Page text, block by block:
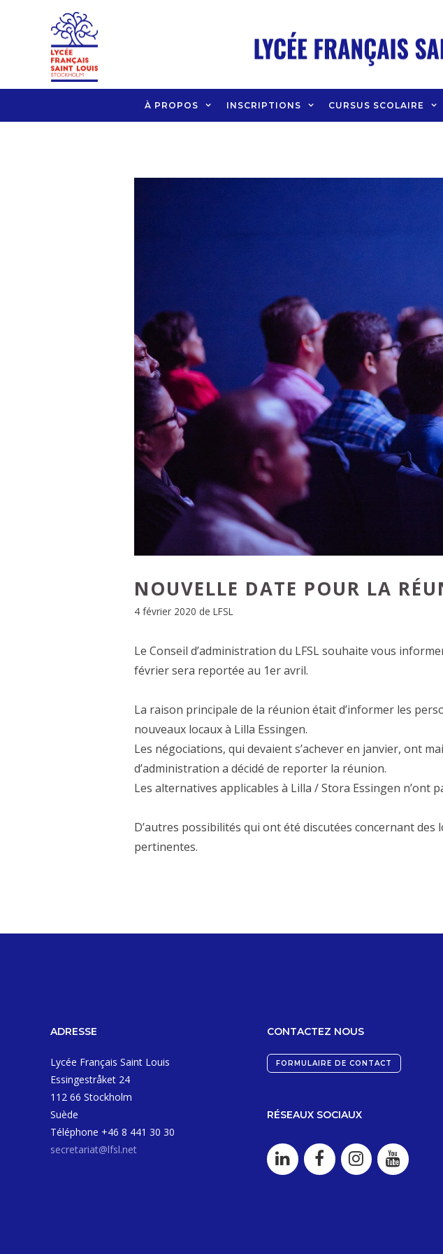
À PROPOS INSCRIPTIONS CURSUS SCOLAIRE
NOUVELLE DATE POUR LA
4 février 2020 de LFSL
Le Conseil d’administration du LFSL souhaite vous
février sera reportée au 1er avril.
La raison principale de la réunion était d’informer les
nouveaux locaux à Lilla Essingen.
Les négociations, qui devaient s’achever en janvier, ont
d’administration a décidé de reporter la réunion.
Les alternatives applicables à Lilla / Stora Essingen n’ont
D’autres possibilités qui ont été discutées concernant
pertinentes.
ADRESSE
Lycée Français Saint Louis
Essingestråket 24
112 66 Stockholm
Suède
Téléphone +46 8 441 30 30
secretariat@lfsl.net
CONTACTEZ NOUS
FORMULAIRE DE CONTACT
RÉSEAUX SOCIAUX